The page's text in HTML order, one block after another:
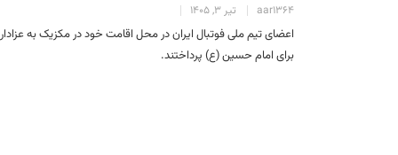
aar1364 تیر 3, 1405
اعضای تیم ملی فوتبال ایران در محل اقامت خود در مکزیک به
برای امام حسین (ع) پرداختند.